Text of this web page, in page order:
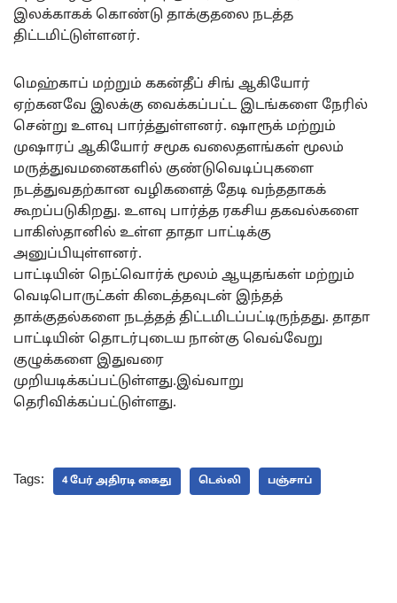
இலக்காகக் கொண்டு தாக்குதலை நடத்த
திட்டமிட்டுள்ளனர்.
மெஹ்காப் மற்றும் ககன்தீப் சிங் ஆகியோர்
ஏற்கனவே இலக்கு வைக்கப்பட்ட இடங்களை நேரில்
சென்று உளவு பார்த்துள்ளனர். ஷாரூக் மற்றும்
முஷாரப் ஆகியோர் சமூக வலைதளங்கள் மூலம்
மருத்துவமனைகளில் குண்டுவெடிப்புகளை
நடத்துவதற்கான வழிகளைத் தேடி வந்ததாகக்
கூறப்படுகிறது. உளவு பார்த்த ரகசிய தகவல்களை
பாகிஸ்தானில் உள்ள தாதா பாட்டிக்கு
அனுப்பியுள்ளனர்.
பாட்டியின் நெட்வொர்க் மூலம் ஆயுதங்கள் மற்றும்
வெடிபொருட்கள் கிடைத்தவுடன் இந்தத்
தாக்குதல்களை நடத்தத் திட்டமிடப்பட்டிருந்தது. தாதா
பாட்டியின் தொடர்புடைய நான்கு வெவ்வேறு
குழுக்களை இதுவரை
முறியடிக்கப்பட்டுள்ளது.இவ்வாறு
தெரிவிக்கப்பட்டுள்ளது.
Tags: 4 பேர் அதிரடி கைது டெல்லி பஞ்சாப்